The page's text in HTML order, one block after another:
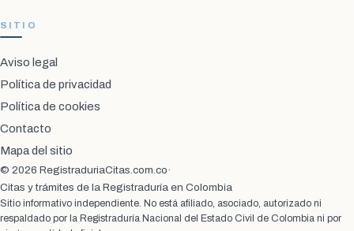
SITIO
Aviso legal
Política de privacidad
Política de cookies
Contacto
Mapa del sitio
© 2026 RegistraduriaCitas.com.co·
Citas y trámites de la Registraduría en Colombia
Sitio informativo independiente. No está afiliado, asociado, autorizado ni
respaldado por la Registraduría Nacional del Estado Civil de Colombia ni por